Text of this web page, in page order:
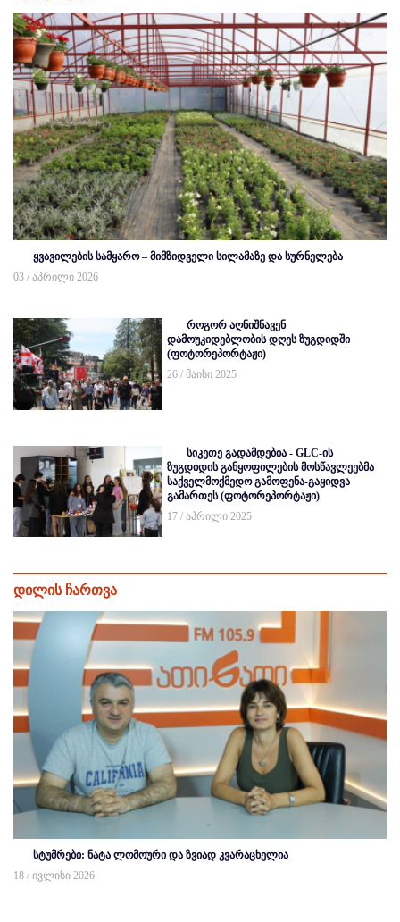
ყვავილების სამყარო – მიმზიდველი სილამაზე და სურნელება
03 / აპრილი 2026
როგორ აღნიშნავენ
დამოუკიდებლობის დღეს ზუგდიდში
(ფოტორეპორტაჟი)
26 / მაისი 2025
სიკეთე გადამდებია - GLC-ის
ზუგდიდის განყოფილების მოსწავლეებმა
საქველმოქმედო გამოფენა-გაყიდვა
გამართეს (ფოტორეპორტაჟი)
17 / აპრილი 2025
დილის ჩართვა
სტუმრები: ნატა ლომოური და ზვიად კვარაცხელია
18 / ივლისი 2026